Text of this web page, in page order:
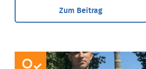
Zum Beitrag